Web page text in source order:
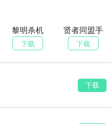
黎明杀机
下载
贤者同盟手
游
下载
下载